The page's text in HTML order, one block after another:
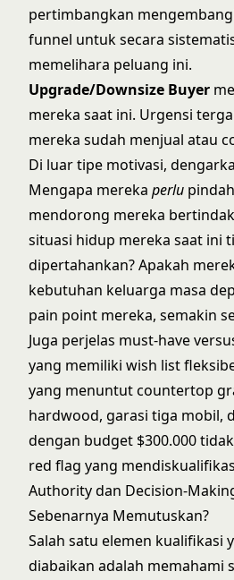
pertimbangkan
funnel untuk secara
memelihara peluang ini.
Upgrade/Downsize Buyer
mereka saat ini. Urgensi
mereka sudah menjual atau
Di luar tipe motivasi,
Mengapa mereka perlu
mendorong mereka
situasi hidup mereka saat ini
dipertahankan? Apakah
kebutuhan keluarga masa
pain point mereka, semakin
Juga perjelas must-have
yang memiliki wish list
yang menuntut countertop
hardwood, garasi tiga mobil,
dengan budget $300.000
red flag yang
Authority dan Decision-
Sebenarnya Memutuskan?
Salah satu elemen kualifikasi
diabaikan adalah memahami